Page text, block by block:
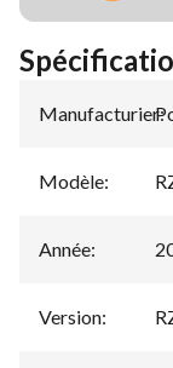
Manufacturier:
Modèle:
Année:
Version: